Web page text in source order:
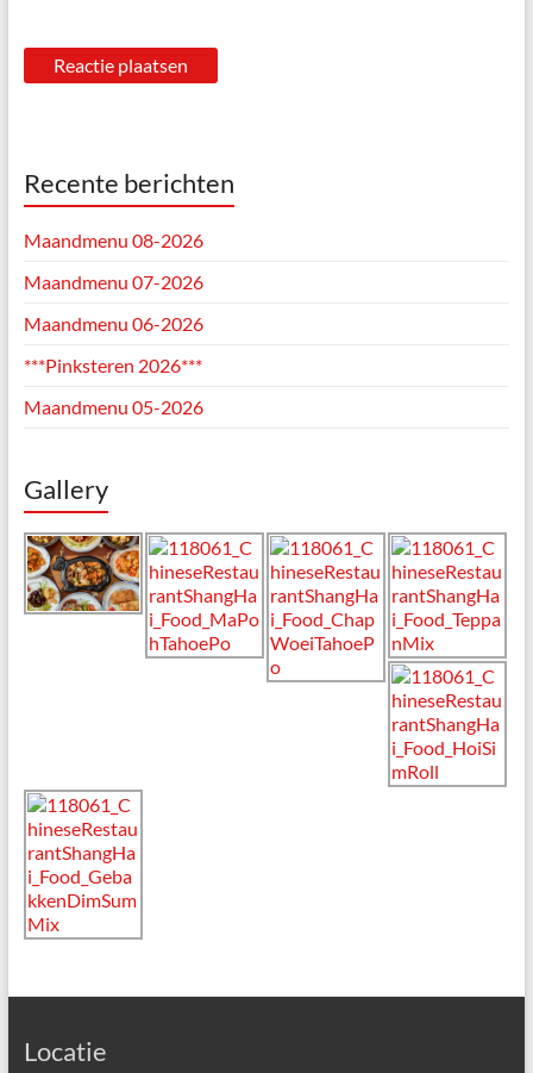
Recente berichten
Maandmenu 08-2026
Maandmenu 07-2026
Maandmenu 06-2026
***Pinksteren 2026***
Maandmenu 05-2026
Gallery
Locatie